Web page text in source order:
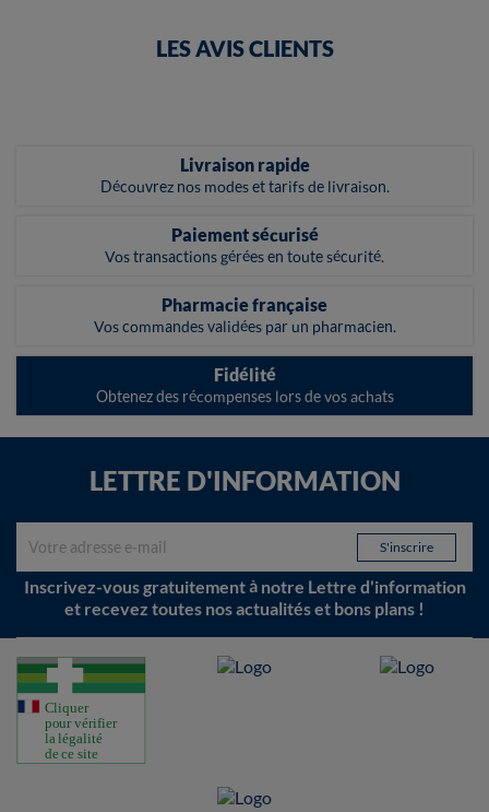
LES AVIS CLIENTS
Livraison rapide
Découvrez nos modes et tarifs de livraison.
Paiement sécurisé
Vos transactions gérées en toute sécurité.
Pharmacie française
Vos commandes validées par un pharmacien.
Fidélité
Obtenez des récompenses lors de vos achats
LETTRE D'INFORMATION
Inscrivez-vous gratuitement à notre Lettre d'information
et recevez toutes nos actualités et bons plans !